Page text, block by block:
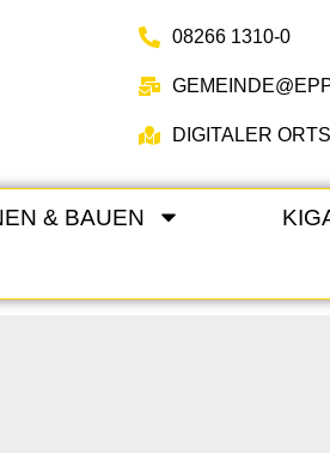
08266 1310-0
DIGITALER
& BAUEN